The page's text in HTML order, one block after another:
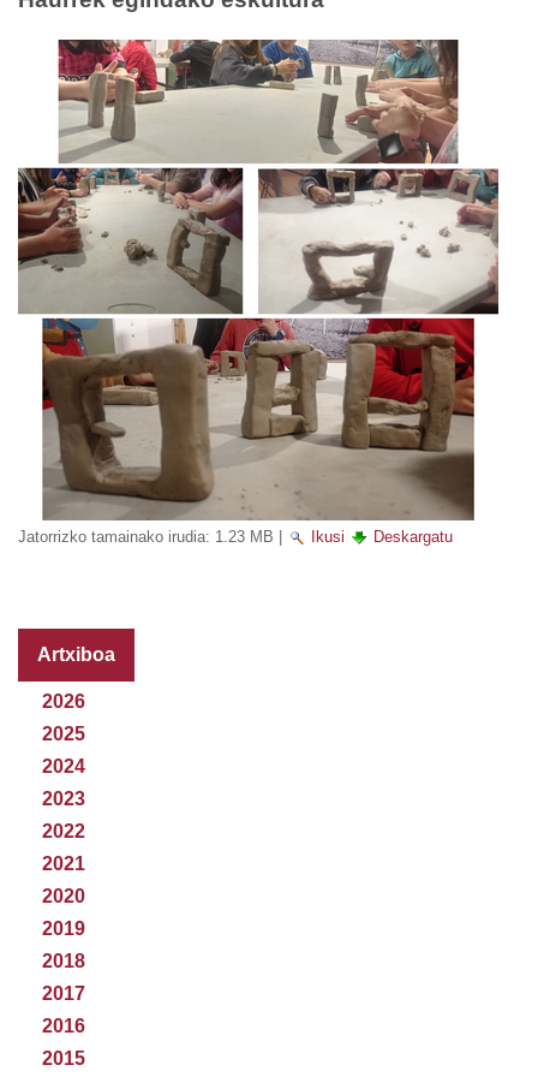
Jatorrizko tamainako irudia: 1.23 MB | Ikusi Deskargatu
Artxiboa
2026
2025
2024
2023
2022
2021
2020
2019
2018
2017
2016
2015